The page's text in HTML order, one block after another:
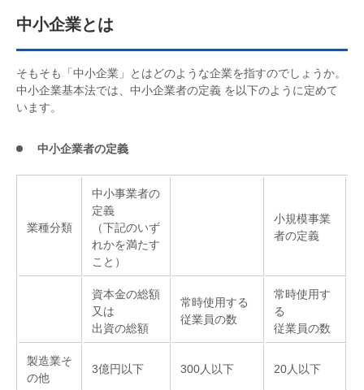
中小企業とは
そもそも「中小企業」とはどのような企業を指すのでしょうか。
中小企業基本法では、中小企業者の定義 を以下のように定めて
います。
中小企業者の定義
業種分類
中小事業者の
定義
（下記のいず
れかを満たす
こと）
小規模事業
者の定義
資本金の総額
又は
出資の総額
常時使用する
従業員の数
常時使用す
る
従業員の数
製造業そ
の他
3億円以下 300人以下 20人以下